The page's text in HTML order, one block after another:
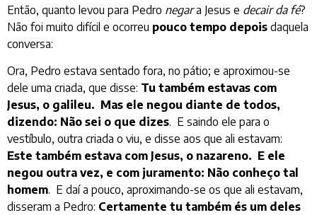
Então, quanto levou para Pedro negara Jesus e decair da fé?
Não foi muito difícil e ocorreu pouco tempo depois daquela
conversa:
Ora, Pedro estava sentado fora, no pátio; e aproximou-se
dele uma criada, que disse: Tu também estavas com
Jesus, o galileu. Mas ele negou diante de todos,
dizendo: Não sei o que dizes. E saindo ele para o
vestíbulo, outra criada o viu, e disse aos que ali estavam:
Este também estava com Jesus, o nazareno. E ele
negou outra vez, e com juramento: Não conheço tal
homem. E daí a pouco, aproximando-se os que ali estavam,
disseram a Pedro: Certamente tu também és um deles